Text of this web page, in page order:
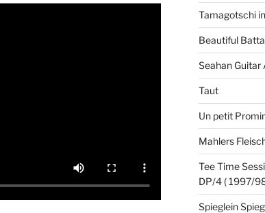
Tamagotschi
Beautiful
Seahan Guitar
Taut
Un petit
Mahlers
Tee Time
DP/4 ( 1997/
Spieglein